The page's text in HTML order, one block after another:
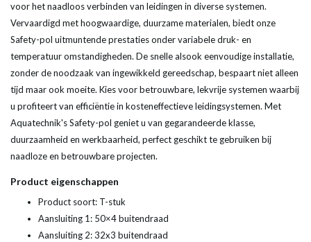
voor het naadloos verbinden van leidingen in diverse systemen.
Vervaardigd met hoogwaardige, duurzame materialen, biedt onze
Safety-pol uitmuntende prestaties onder variabele druk- en
temperatuur omstandigheden. De snelle alsook eenvoudige installatie,
zonder de noodzaak van ingewikkeld gereedschap, bespaart niet alleen
tijd maar ook moeite. Kies voor betrouwbare, lekvrije systemen waarbij
u profiteert van efficiëntie in kosteneffectieve leidingsystemen. Met
Aquatechnik's Safety-pol geniet u van gegarandeerde klasse,
duurzaamheid en werkbaarheid, perfect geschikt te gebruiken bij
naadloze en betrouwbare projecten.
Product eigenschappen
Product soort: T-stuk
Aansluiting 1: 50×4 buitendraad
Aansluiting 2: 32x3 buitendraad